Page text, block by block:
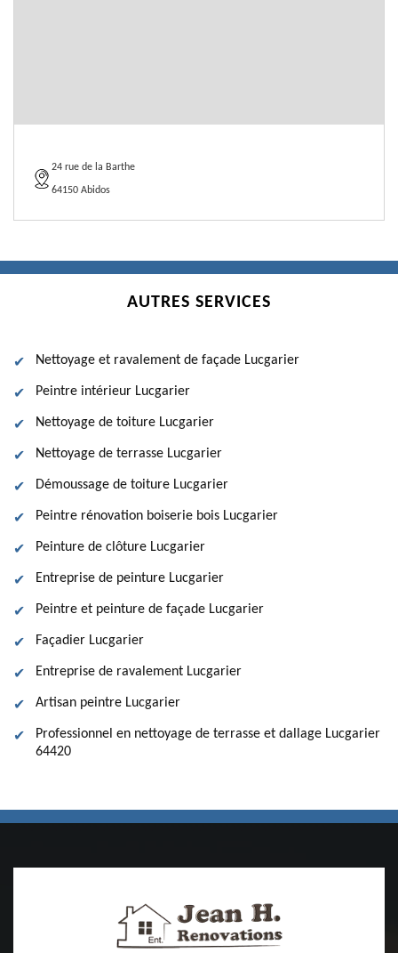
24 rue de la Barthe
64150 Abidos
AUTRES SERVICES
Nettoyage et ravalement de façade Lucgarier
Peintre intérieur Lucgarier
Nettoyage de toiture Lucgarier
Nettoyage de terrasse Lucgarier
Démoussage de toiture Lucgarier
Peintre rénovation boiserie bois Lucgarier
Peinture de clôture Lucgarier
Entreprise de peinture Lucgarier
Peintre et peinture de façade Lucgarier
Façadier Lucgarier
Entreprise de ravalement Lucgarier
Artisan peintre Lucgarier
Professionnel en nettoyage de terrasse et dallage Lucgarier
64420